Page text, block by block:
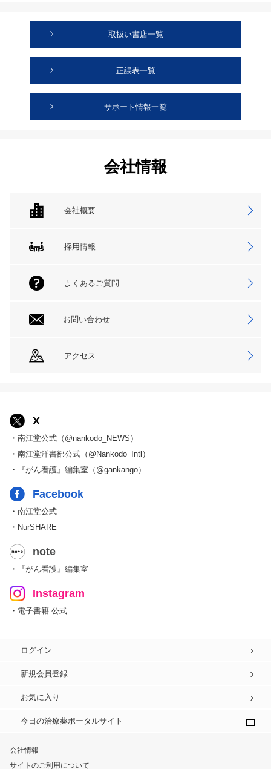
取扱い書店一覧
正誤表一覧
サポート情報一覧
会社情報
会社概要
採用情報
よくあるご質問
お問い合わせ
アクセス
X
・南江堂公式（@nankodo_NEWS）
・南江堂洋書部公式（@Nankodo_Intl）
・『がん看護』編集室（@gankango）
Facebook
・南江堂公式
・NurSHARE
note
・『がん看護』編集室
Instagram
・電子書籍 公式
ログイン
新規会員登録
お気に入り
今日の治療薬ポータルサイト
会社情報
サイトのご利用について